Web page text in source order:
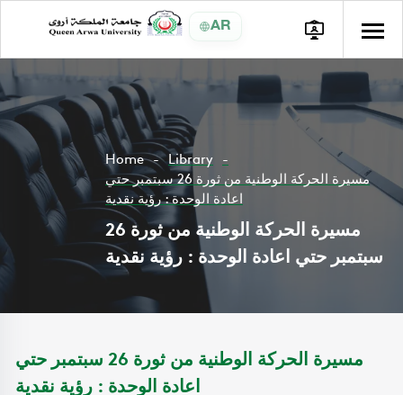
AR
Home
Library
مسيرة الحركة الوطنية من ثورة 26 سبتمبر حتي
اعادة الوحدة : رؤية نقدية
مسيرة الحركة الوطنية من ثورة 26
سبتمبر حتي اعادة الوحدة : رؤية نقدية
مسيرة الحركة الوطنية من ثورة 26 سبتمبر حتي
اعادة الوحدة : رؤية نقدية